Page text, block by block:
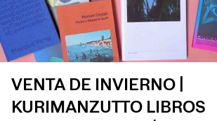
VENTA DE INVIERNO |
KURIMANZUTTO LIBROS